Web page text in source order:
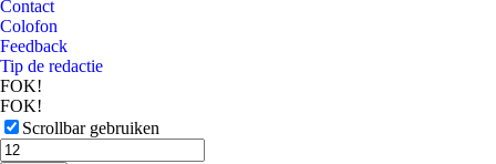
Contact
Colofon
Feedback
Tip de redactie
FOK!
FOK!
Scrollbar gebruiken